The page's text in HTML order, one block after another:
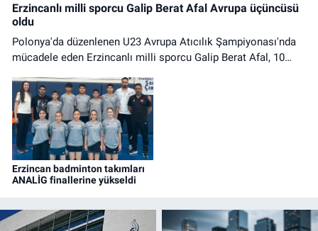
Erzincanlı milli sporcu Galip Berat Afal Avrupa üçüncüsü
oldu
Polonya'da düzenlenen U23 Avrupa Atıcılık Şampiyonası'nda
mücadele eden Erzincanlı milli sporcu Galip Berat Afal, 10
üçüncüsü olarak bronz madalya kazandı.
Erzincan badminton takımları
ANALİG finallerine yükseldi